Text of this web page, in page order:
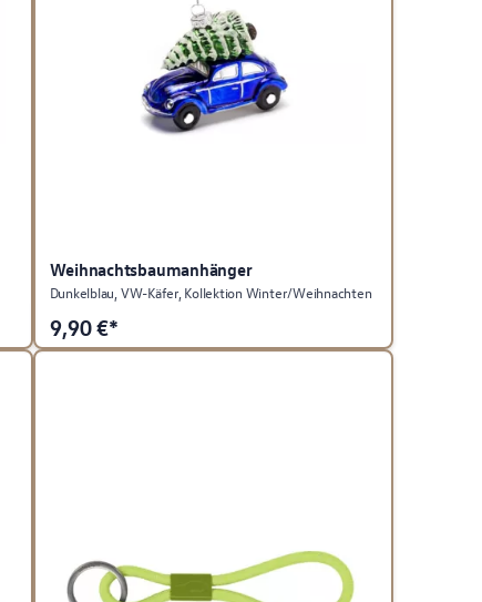
Weihnachtsbaumanhänger
Dunkelblau, VW-Käfer, Kollektion Winter/Weihnachten
9,90€*